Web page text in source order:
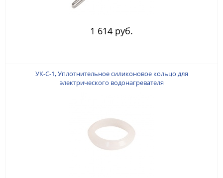
1 614 руб.
УК-С-1, Уплотнительное силиконовое кольцо для
электрического водонагревателя